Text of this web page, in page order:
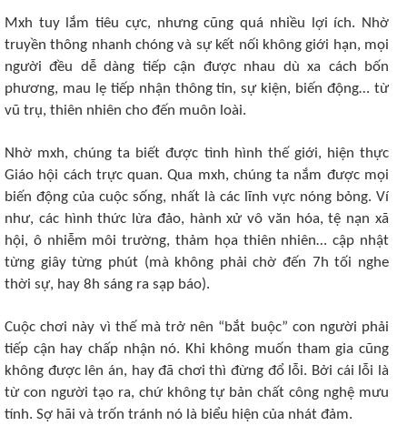
Mxh tuy lắm tiêu cực, nhưng cũng quá nhiều lợi ích. Nhờ
truyền thông nhanh chóng và sự kết nối không giới hạn, mọi
người đều dễ dàng tiếp cận được nhau dù xa cách bốn
phương, mau lẹ tiếp nhận thông tin, sự kiện, biến động… từ
vũ trụ, thiên nhiên cho đến muôn loài.
Nhờ mxh, chúng ta biết được tình hình thế giới, hiện thực
Giáo hội cách trực quan. Qua mxh, chúng ta nắm được mọi
biến động của cuộc sống, nhất là các lĩnh vực nóng bỏng. Ví
như, các hình thức lừa đảo, hành xử vô văn hóa, tệ nạn xã
hội, ô nhiễm môi trường, thảm họa thiên nhiên… cập nhật
từng giây từng phút (mà không phải chờ đến 7h tối nghe
thời sự, hay 8h sáng ra sạp báo).
Cuộc chơi này vì thế mà trở nên “bắt buộc” con người phải
tiếp cận hay chấp nhận nó. Khi không muốn tham gia cũng
không được lên án, hay đã chơi thì đừng đổ lỗi. Bởi cái lỗi là
từ con người tạo ra, chứ không tự bản chất công nghệ mưu
tính. Sợ hãi và trốn tránh nó là biểu hiện của nhát đảm.